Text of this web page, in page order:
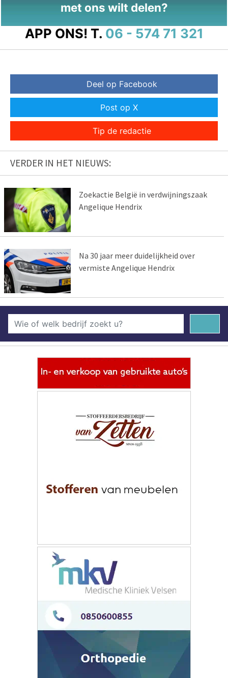
met ons wilt delen?
APP ONS! T. 06 - 574 71 321
Deel op Facebook
Post op X
Tip de redactie
VERDER IN HET NIEUWS:
Zoekactie België in verdwijningszaak
Angelique Hendrix
Na 30 jaar meer duidelijkheid over
vermiste Angelique Hendrix